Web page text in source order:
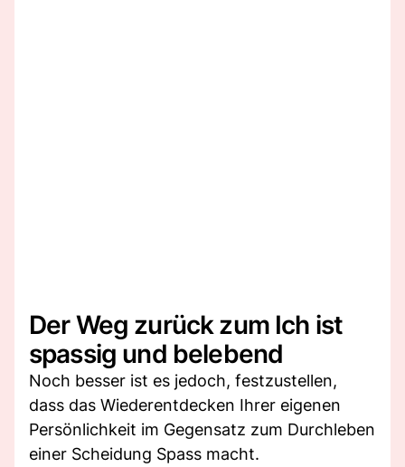
Der Weg zurück zum Ich ist
spassig und belebend
Noch besser ist es jedoch, festzustellen,
dass das Wiederentdecken Ihrer eigenen
Persönlichkeit im Gegensatz zum Durchleben
einer Scheidung Spass macht.